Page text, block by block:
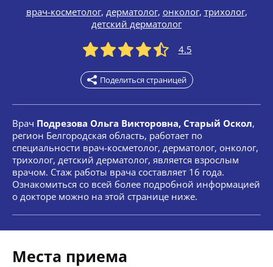
врач-косметолог, дерматолог, онколог, трихолог,
детский дерматолог
4.5
Поделиться страницей
Врач Подрезова Ольга Викторовна, Старый Оскол,
регион Белгородская область, работает по
специальности врач-косметолог, дерматолог, онколог,
трихолог, детский дерматолог, является взрослым
врачом. Стаж работы врача составляет 16 года.
Ознакомиться со всей более подробной информацией
о докторе можно на этой странице ниже.
Места приема